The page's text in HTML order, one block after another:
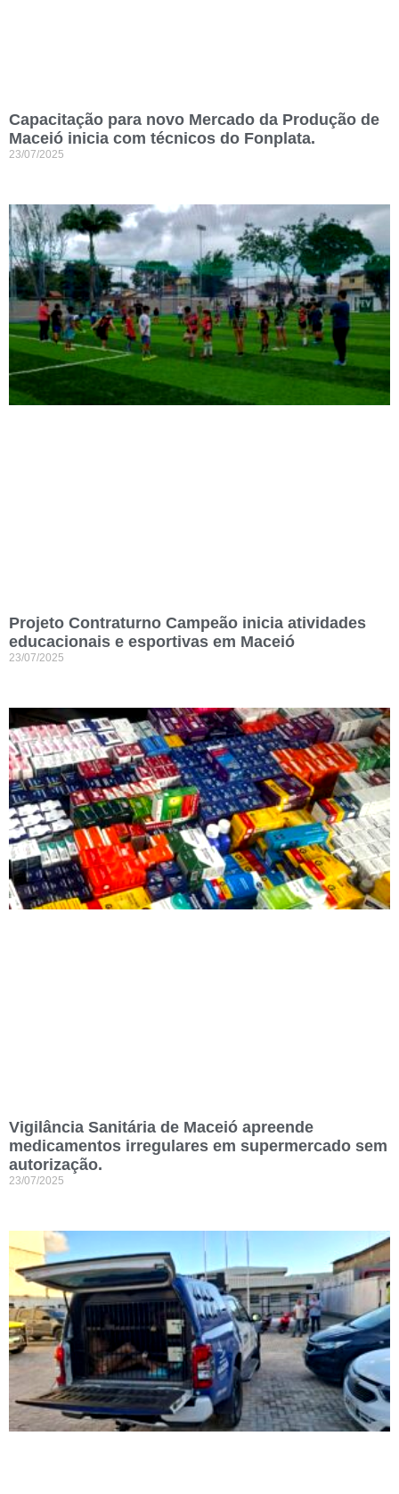
Capacitação para novo Mercado da Produção de
Maceió inicia com técnicos do Fonplata.
23/07/2025
Projeto Contraturno Campeão inicia atividades
educacionais e esportivas em Maceió
23/07/2025
Vigilância Sanitária de Maceió apreende
medicamentos irregulares em supermercado sem
autorização.
23/07/2025